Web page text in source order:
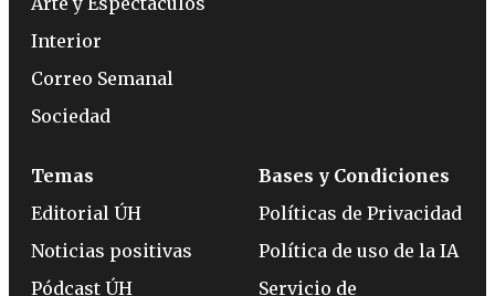
Interior
Correo Semanal
Sociedad
Temas
Editorial ÚH
Noticias positivas
Pódcast ÚH
Bases y Condiciones
Políticas de Privacidad
Política de uso de la IA
Servicio de